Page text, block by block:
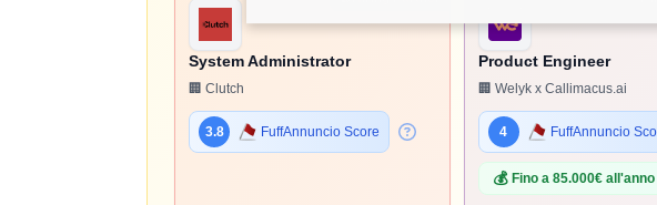
System Administrator
🏢 Clutch
3.8 FuffAnnuncio Score
Product Engineer
🏢 Welyk x Callimacus.ai
4 FuffAnnuncio
💰 Fino a 85.000€ all'anno